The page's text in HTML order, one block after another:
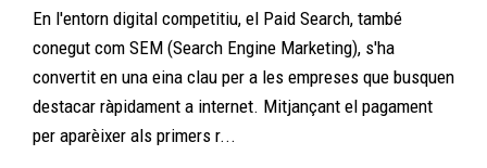
En l'entorn digital competitiu, el Paid Search, també
conegut com SEM (Search Engine Marketing), s'ha
convertit en una eina clau per a les empreses que busquen
destacar ràpidament a internet. Mitjançant el pagament
per aparèixer als primers r...